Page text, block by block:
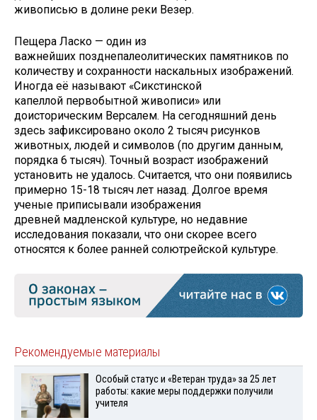
живописью в долине реки Везер.
Пещера Ласко — один из
важнейших позднепалеолитических памятников по
количеству и сохранности наскальных изображений.
Иногда её называют «Сикстинской
капеллой первобытной живописи» или
доисторическим Версалем. На сегодняшний день
здесь зафиксировано около 2 тысяч рисунков
животных, людей и символов (по другим данным,
порядка 6 тысяч). Точный возраст изображений
установить не удалось. Считается, что они появились
примерно 15-18 тысяч лет назад. Долгое время
ученые приписывали изображения
древней мадленской культуре, но недавние
исследования показали, что они скорее всего
относятся к более ранней солютрейской культуре.
Рекомендуемые материалы
Особый статус и «Ветеран труда» за 25 лет
работы: какие меры поддержки получили
учителя